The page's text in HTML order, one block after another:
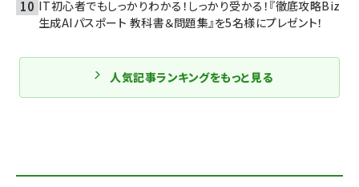
IT初心者でもしっかりわかる！しっかり受かる！『徹底攻略Biz
生成AIパスポート 教科書＆問題集』を5名様にプレゼント！
人気記事ランキングをもっと見る